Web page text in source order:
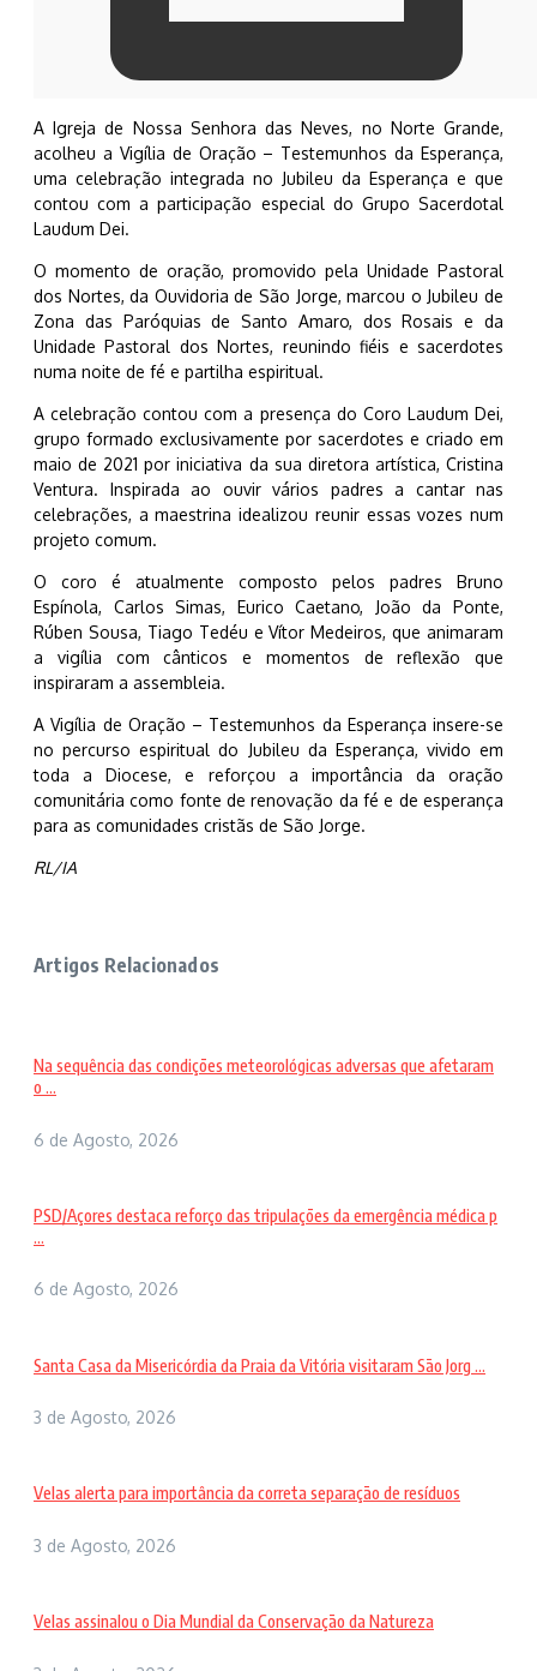
A Igreja de Nossa Senhora das Neves, no Norte Grande,
acolheu a Vigília de Oração – Testemunhos da Esperança,
uma celebração integrada no Jubileu da Esperança e que
contou com a participação especial do Grupo Sacerdotal
Laudum Dei.
O momento de oração, promovido pela Unidade Pastoral
dos Nortes, da Ouvidoria de São Jorge, marcou o Jubileu de
Zona das Paróquias de Santo Amaro, dos Rosais e da
Unidade Pastoral dos Nortes, reunindo fiéis e sacerdotes
numa noite de fé e partilha espiritual.
A celebração contou com a presença do Coro Laudum Dei,
grupo formado exclusivamente por sacerdotes e criado em
maio de 2021 por iniciativa da sua diretora artística, Cristina
Ventura. Inspirada ao ouvir vários padres a cantar nas
celebrações, a maestrina idealizou reunir essas vozes num
projeto comum.
O coro é atualmente composto pelos padres Bruno
Espínola, Carlos Simas, Eurico Caetano, João da Ponte,
Rúben Sousa, Tiago Tedéu e Vítor Medeiros, que animaram
a vigília com cânticos e momentos de reflexão que
inspiraram a assembleia.
A Vigília de Oração – Testemunhos da Esperança insere-se
no percurso espiritual do Jubileu da Esperança, vivido em
toda a Diocese, e reforçou a importância da oração
comunitária como fonte de renovação da fé e de esperança
para as comunidades cristãs de São Jorge.
RL/IA
Artigos Relacionados
Na sequência das condições meteorológicas adversas que afetaram
o ...
6 de Agosto, 2026
PSD/Açores destaca reforço das tripulações da emergência médica p
...
6 de Agosto, 2026
Santa Casa da Misericórdia da Praia da Vitória visitaram São Jorg ...
3 de Agosto, 2026
Velas alerta para importância da correta separação de resíduos
3 de Agosto, 2026
Velas assinalou o Dia Mundial da Conservação da Natureza